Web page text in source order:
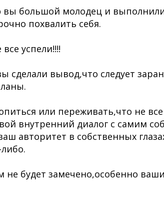
вы большой молодец и
похвалить себя.
успели!!!!
сделали вывод,что следует
или переживать,что не
внутренний диалог с самим
авторитет в собственных
не будет замечено,особенно